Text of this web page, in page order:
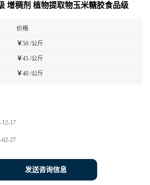
增稠剂 植物提取物玉米糖胶食品级
价格
￥50 /公斤
￥45 /公斤
￥40 /公斤
12-17
02-27
发送咨询信息